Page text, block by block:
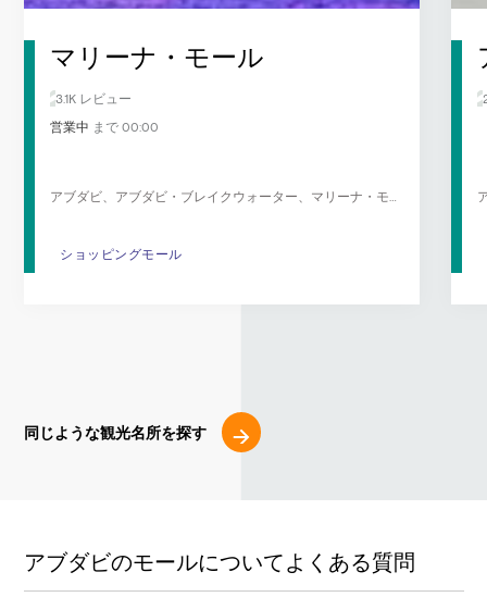
マリーナ・モール
3.1K レビュー
営業中 まで 00:00
アブダビ、アブダビ・ブレイクウォーター、マリーナ・モ
ショッピングモール
ショッピングモール
同じような観光名所を探す
アブダビのモールについてよくある質問